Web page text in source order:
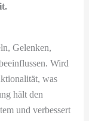
Gelenken,
Wird
was
hält den
und verbessert